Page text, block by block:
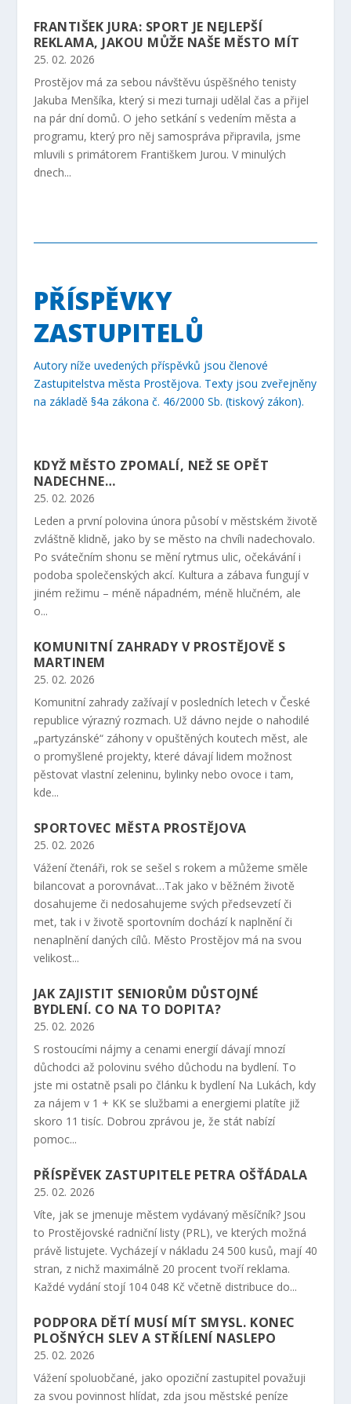
FRANTIŠEK JURA: SPORT JE NEJLEPŠÍ
REKLAMA, JAKOU MŮŽE NAŠE MĚSTO MÍT
25. 02. 2026
Prostějov má za sebou návštěvu úspěšného tenisty
Jakuba Menšíka, který si mezi turnaji udělal čas a přijel
na pár dní domů. O jeho setkání s vedením města a
programu, který pro něj samospráva připravila, jsme
mluvili s primátorem Františkem Jurou. V minulých
dnech...
PŘÍSPĚVKY
ZASTUPITELŮ
Autory níže uvedených příspěvků jsou členové
Zastupitelstva města Prostějova. Texty jsou zveřejněny
na základě §4a zákona č. 46/2000 Sb. (tiskový zákon).
KDYŽ MĚSTO ZPOMALÍ, NEŽ SE OPĚT
NADECHNE…
25. 02. 2026
Leden a první polovina února působí v městském životě
zvláštně klidně, jako by se město na chvíli nadechovalo.
Po svátečním shonu se mění rytmus ulic, očekávání i
podoba společenských akcí. Kultura a zábava fungují v
jiném režimu – méně nápadném, méně hlučném, ale
o...
KOMUNITNÍ ZAHRADY V PROSTĚJOVĚ S
MARTINEM
25. 02. 2026
Komunitní zahrady zažívají v posledních letech v České
republice výrazný rozmach. Už dávno nejde o nahodilé
„partyzánské“ záhony v opuštěných koutech měst, ale
o promyšlené projekty, které dávají lidem možnost
pěstovat vlastní zeleninu, bylinky nebo ovoce i tam,
kde...
SPORTOVEC MĚSTA PROSTĚJOVA
25. 02. 2026
Vážení čtenáři, rok se sešel s rokem a můžeme směle
bilancovat a porovnávat…Tak jako v běžném životě
dosahujeme či nedosahujeme svých předsevzetí či
met, tak i v životě sportovním dochází k naplnění či
nenaplnění daných cílů. Město Prostějov má na svou
velikost...
JAK ZAJISTIT SENIORŮM DŮSTOJNÉ
BYDLENÍ. CO NA TO DOPITA?
25. 02. 2026
S rostoucími nájmy a cenami energií dávají mnozí
důchodci až polovinu svého důchodu na bydlení. To
jste mi ostatně psali po článku k bydlení Na Lukách, kdy
za nájem v 1 + KK se službami a energiemi platíte již
skoro 11 tisíc. Dobrou zprávou je, že stát nabízí
pomoc...
PŘÍSPĚVEK ZASTUPITELE PETRA OŠŤÁDALA
25. 02. 2026
Víte, jak se jmenuje městem vydávaný měsíčník? Jsou
to Prostějovské radniční listy (PRL), ve kterých možná
právě listujete. Vycházejí v nákladu 24 500 kusů, mají 40
stran, z nichž maximálně 20 procent tvoří reklama.
Každé vydání stojí 104 048 Kč včetně distribuce do...
PODPORA DĚTÍ MUSÍ MÍT SMYSL. KONEC
PLOŠNÝCH SLEV A STŘÍLENÍ NASLEPO
25. 02. 2026
Vážení spoluobčané, jako opoziční zastupitel považuji
za svou povinnost hlídat, zda jsou městské peníze